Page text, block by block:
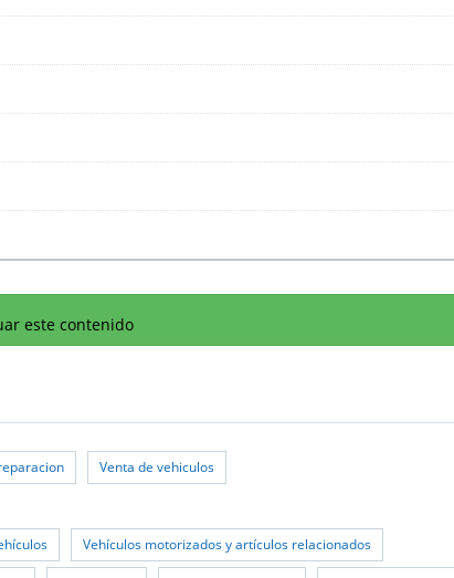
este contenido
Venta de vehiculos
Vehículos motorizados y artículos relacionados